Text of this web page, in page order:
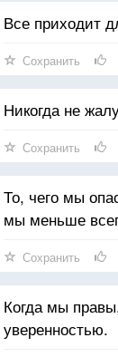
Все приходит
Сохранить
Никогда не
Сохранить
То, чего мы
мы меньше
Сохранить
Когда мы
уверенностью.